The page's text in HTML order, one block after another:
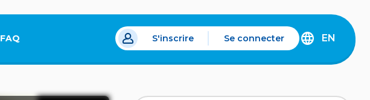
FAQ
Ce lien s'ouvrira dans un nouvel onglet.
S'inscrire Se connecter
DISCOVER
EN